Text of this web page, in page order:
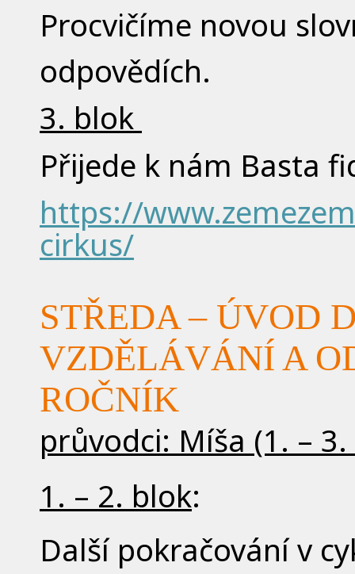
Procvičíme novou
odpovědích.
3. blok
Přijede k nám Basta
https://
cirkus/
STŘEDA – ÚVOD
VZDĚLÁVÁNÍ A
ROČNÍK
průvodci: Míša (1. –
1. – 2. blok:
Další pokračování v